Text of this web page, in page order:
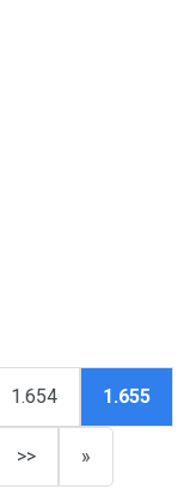
1.654 1.655
>> »